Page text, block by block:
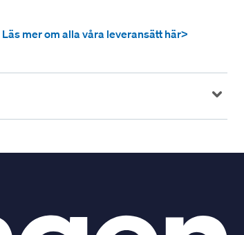
Läs mer om alla våra leveransätt här>